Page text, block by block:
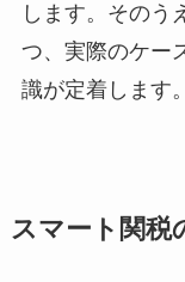
します。そのう
つ、実際のケー
識が定着します。
スマート関税